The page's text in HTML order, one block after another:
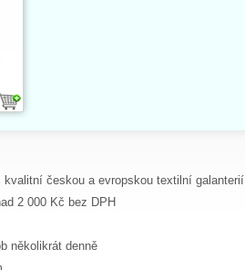
českou a evropskou textilní galanterií
2 000 Kč bez DPH
několikrát denně